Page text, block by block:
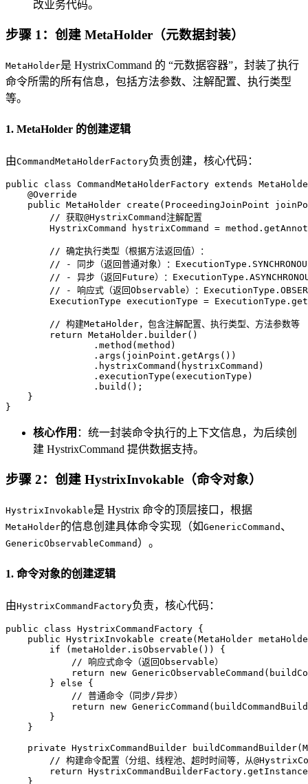
改业务代码。
步骤 1：创建 MetaHolder（元数据封装）
MetaHolder是 HystrixCommand 的 “元数据容器”，封装了执行
命令所需的所有信息，包括方法参数、注解配置、执行类型
等。
1. MetaHolder 的创建逻辑
由CommandMetaHolderFactory负责创建，核心代码：
public class CommandMetaHolderFactory extends
@Override
public MetaHolder create (ProceedingJoinPoint
// 获取@HystrixCommand注解配置
HystrixCommand
hystrixCommand =
// 确定执行类型（根据方法返回值）：
// - 同步（返回普通对象）：
// - 异步（返回Future）：
// - 响应式（返回Observable）：
ExecutionType executionType =
// 构建MetaHolder，包含注解配置、执行类型、方法参数等
return MetaHolder.builder()
                .method(method)
                .args(joinPoint.getArgs())
                .hystrixCommand(hystrixCommand)
                .executionType(executionType)
                .build();
    }
}
核心作用 ：统一封装命令执行的上下文信息，为后续创
建 HystrixCommand 提供数据支持。
步骤 2：创建 HystrixInvokable（命令对象）
HystrixInvokable是 Hystrix 命令的顶层接口，根据
MetaHolder的信息创建具体命令实现（如GenericCommand 、
GenericObservableCommand ）。
1. 命令对象的创建逻辑
由HystrixCommandFactory负责，核心代码：
public class HystrixCommandFactory {
public HystrixInvokable create (MetaHolder
if (metaHolder.isObservable()) {
// 响应式命令（返回Observable）
return
new GenericObservableCommand
        }
else {
// 普通命令（同步/异步）
return
new GenericCommand
        }
    }
private HystrixCommandBuilder buildCommandBuilder
// 构建命令配置（分组、线程池、超时时间等，从
return
    }